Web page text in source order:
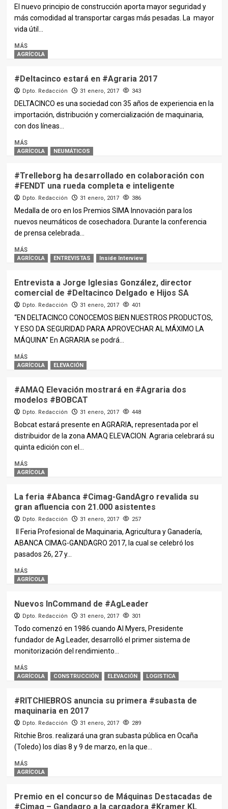
El nuevo principio de construcción aporta mayor seguridad y
más comodidad al transportar cargas más pesadas. La mayor
vida útil...
MÁS
AGRÍCOLA
#Deltacinco estará en #Agraria 2017
Dpto. Redacción 31 enero, 2017 343
DELTACINCO es una sociedad con 35 años de experiencia en la
importación, distribución y comercialización de maquinaria,
con dos líneas...
MÁS
AGRÍCOLA NEUMÁTICOS
#Trelleborg ha desarrollado en colaboración con
#FENDT una rueda completa e inteligente
Dpto. Redacción 31 enero, 2017 386
Medalla de oro en los Premios SIMA Innovación para los
nuevos neumáticos de cosechadora. Durante la conferencia
de prensa celebrada...
MÁS
AGRÍCOLA ENTREVISTAS Inside Interview
Entrevista a Jorge Iglesias González, director
comercial de #Deltacinco Delgado e Hijos SA
Dpto. Redacción 31 enero, 2017 401
“EN DELTACINCO CONOCEMOS BIEN NUESTROS PRODUCTOS,
Y ESO DA SEGURIDAD PARA APROVECHAR AL MÁXIMO LA
MÁQUINA” En AGRARIA se podrá...
MÁS
AGRÍCOLA ELEVACIÓN
#AMAQ Elevación mostrará en #Agraria dos
modelos #BOBCAT
Dpto. Redacción 31 enero, 2017 448
Bobcat estará presente en AGRARIA, representada por el
distribuidor de la zona AMAQ ELEVACION. Agraria celebrará su
quinta edición con el...
MÁS
AGRÍCOLA
La feria #Abanca #Cimag-GandAgro revalida su
gran afluencia con 21.000 asistentes
Dpto. Redacción 31 enero, 2017 257
II Feria Profesional de Maquinaria, Agricultura y Ganadería,
ABANCA CIMAG-GANDAGRO 2017, la cual se celebró los
pasados 26, 27 y...
MÁS
AGRÍCOLA
Nuevos InCommand de #AgLeader
Dpto. Redacción 31 enero, 2017 301
Todo comenzó en 1986 cuando Al Myers, Presidente
fundador de Ag Leader, desarrolló el primer sistema de
monitorización del rendimiento...
MÁS
AGRÍCOLA CONSTRUCCIÓN ELEVACIÓN LOGISTICA
#RITCHIEBROS anuncia su primera #subasta de
maquinaria en 2017
Dpto. Redacción 31 enero, 2017 289
Ritchie Bros. realizará una gran subasta pública en Ocaña
(Toledo) los días 8 y 9 de marzo, en la que...
MÁS
AGRÍCOLA
Premio en el concurso de Máquinas Destacadas de
#Cimag – Gandagro a la cargadora #Kramer KL